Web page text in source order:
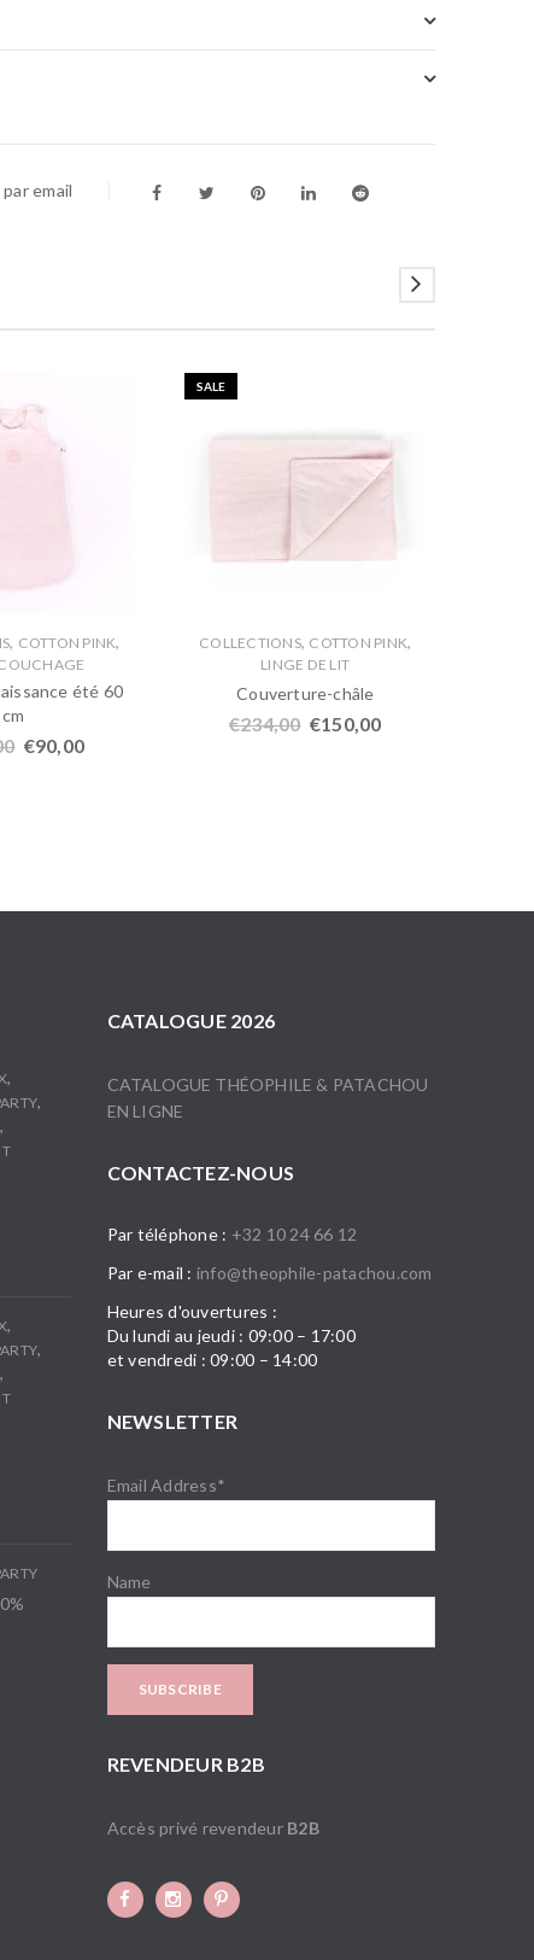
email
, COTTON PINK,
été 60
cm
€90,00
SALE
COLLECTIONS, COTTON PINK,
LINGE DE LIT
Couverture-châle
€234,00 €150,00
,
,
,
,
,
,
CATALOGUE 2026
CATALOGUE THÉOPHILE & PATACHOU
EN LIGNE
CONTACTEZ-NOUS
Par téléphone : +32 10 24 66 12
Par e-mail : info@theophile-patachou.com
Heures d'ouvertures :
Du lundi au jeudi : 09:00 – 17:00
et vendredi : 09:00 – 14:00
NEWSLETTER
Email Address*
Name
REVENDEUR B2B
Accès privé revendeur B2B